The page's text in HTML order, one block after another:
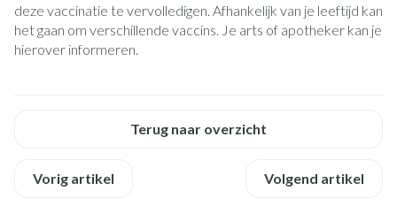
deze vaccinatie te vervolledigen. Afhankelijk van je leeftijd kan
het gaan om verschillende vaccins. Je arts of apotheker kan je
hierover informeren.
Terug naar overzicht
Vorig artikel Volgend artikel